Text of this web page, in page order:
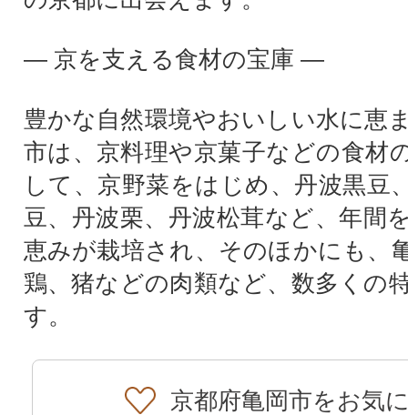
― 京を支える食材の宝庫 ―
豊かな自然環境やおいしい水に恵
市は、京料理や京菓子などの食材
して、京野菜をはじめ、丹波黒豆
豆、丹波栗、丹波松茸など、年間
恵みが栽培され、そのほかにも、
鶏、猪などの肉類など、数多くの
す。
京都府亀岡市をお気